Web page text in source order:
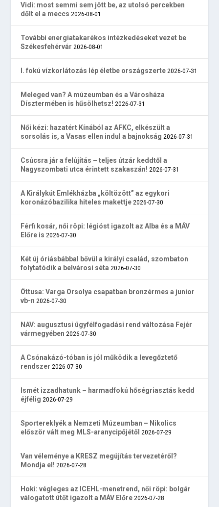
Vidi: most semmi sem jött be, az utolsó percekben
dőlt el a meccs 2026-08-01
További energiatakarékos intézkedéseket vezet be
Székesfehérvár 2026-08-01
I. fokú vízkorlátozás lép életbe országszerte 2026-07-31
Meleged van? A múzeumban és a Városháza
Dísztermében is hűsölhetsz! 2026-07-31
Női kézi: hazatért Kínából az AFKC, elkészült a
sorsolás is, a Vasas ellen indul a bajnokság 2026-07-31
Csúcsra jár a felújítás – teljes útzár keddtől a
Nagyszombati utca érintett szakaszán! 2026-07-31
A Királykút Emlékházba „költözött” az egykori
koronázóbazilika hiteles makettje 2026-07-30
Férfi kosár, női röpi: légióst igazolt az Alba és a MÁV
Előre is 2026-07-30
Két új óriásbábbal bővül a királyi család, szombaton
folytatódik a belvárosi séta 2026-07-30
Öttusa: Varga Orsolya csapatban bronzérmes a junior
vb-n 2026-07-30
NAV: augusztusi ügyfélfogadási rend változása Fejér
vármegyében 2026-07-30
A Csónakázó-tóban is jól működik a levegőztető
rendszer 2026-07-30
Ismét izzadhatunk – harmadfokú hőségriasztás kedd
éjfélig 2026-07-29
Sportereklyék a Nemzeti Múzeumban – Nikolics
először vált meg MLS-aranycipőjétől 2026-07-29
Van véleménye a KRESZ megújítás tervezetéről?
Mondja el! 2026-07-28
Hoki: végleges az ICEHL-menetrend, női röpi: bolgár
válogatott ütőt igazolt a MÁV Előre 2026-07-28